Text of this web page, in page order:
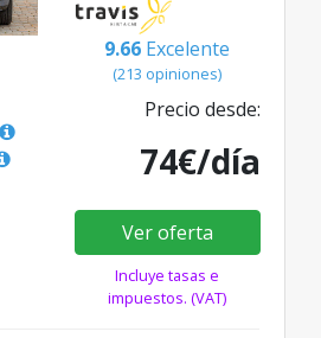
9.66 Excelente
(213 opiniones)
Precio desde:
74€/día
Ver oferta
Incluye tasas e
impuestos. (VAT)